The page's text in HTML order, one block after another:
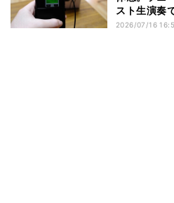
スト生演奏
2026/07/16